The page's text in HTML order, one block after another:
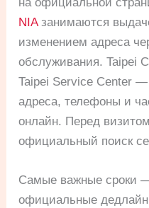
NIAзанимаются
изменением адреса
обслуживания. Taipei
Taipei Service Center
адреса, телефоны и
онлайн. Перед
официальный поиск
Самые важные сроки
официальные